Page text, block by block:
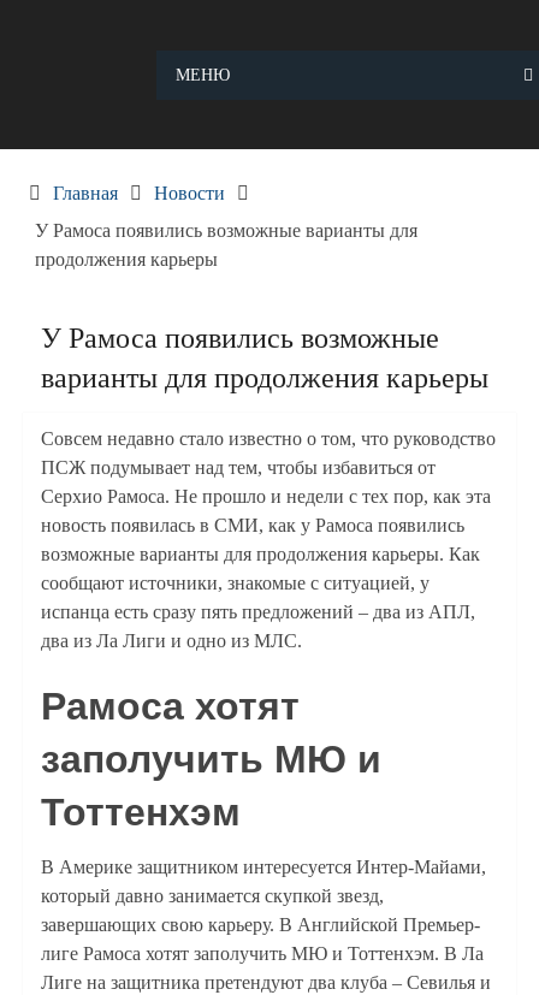
МЕНЮ
Главная
Новости
У Рамоса появились возможные варианты для
продолжения карьеры
У Рамоса появились возможные
варианты для продолжения карьеры
Совсем недавно стало известно о том, что руководство
ПСЖ подумывает над тем, чтобы избавиться от
Серхио Рамоса. Не прошло и недели с тех пор, как эта
новость появилась в СМИ, как у Рамоса появились
возможные варианты для продолжения карьеры. Как
сообщают источники, знакомые с ситуацией, у
испанца есть сразу пять предложений – два из АПЛ,
два из Ла Лиги и одно из МЛС.
Рамоса хотят
заполучить МЮ и
Тоттенхэм
В Америке защитником интересуется Интер-Майами,
который давно занимается скупкой звезд,
завершающих свою карьеру. В Английской Премьер-
лиге Рамоса хотят заполучить МЮ и Тоттенхэм. В Ла
Лиге на защитника претендуют два клуба – Севилья и